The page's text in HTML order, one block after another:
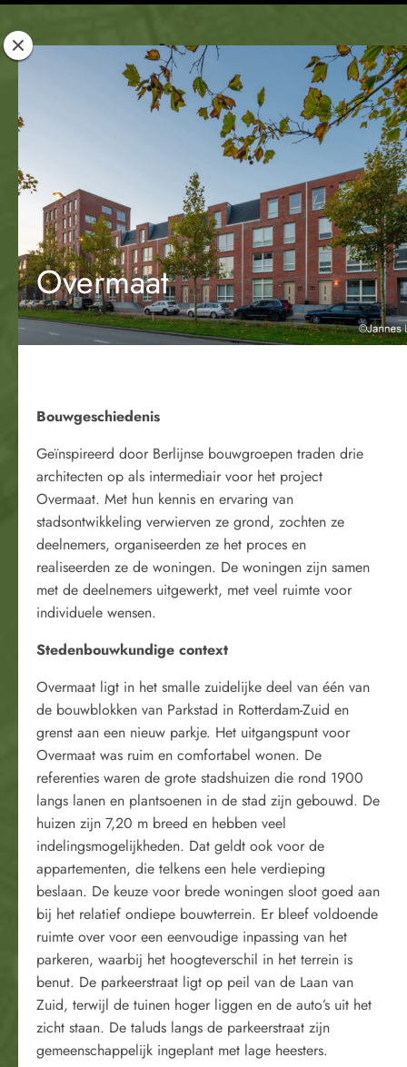
Rotterdam
Woont
Overmaat
Bouwgeschiedenis
Geïnspireerd door Berlijnse bouwgroepen traden drie
architecten op als intermediair voor het project
Overmaat. Met hun kennis en ervaring van
stadsontwikkeling verwierven ze grond, zochten ze
deelnemers, organiseerden ze het proces en
realiseerden ze de woningen. De woningen zijn samen
met de deelnemers uitgewerkt, met veel ruimte voor
individuele wensen.
Stedenbouwkundige context
Overmaat ligt in het smalle zuidelijke deel van één van
de bouwblokken van Parkstad in Rotterdam-Zuid en
grenst aan een nieuw parkje. Het uitgangspunt voor
Overmaat was ruim en comfortabel wonen. De
referenties waren de grote stadshuizen die rond 1900
langs lanen en plantsoenen in de stad zijn gebouwd. De
huizen zijn 7,20 m breed en hebben veel
indelingsmogelijkheden. Dat geldt ook voor de
appartementen, die telkens een hele verdieping
beslaan. De keuze voor brede woningen sloot goed aan
bij het relatief ondiepe bouwterrein. Er bleef voldoende
ruimte over voor een eenvoudige inpassing van het
parkeren, waarbij het hoogteverschil in het terrein is
benut. De parkeerstraat ligt op peil van de Laan van
Zuid, terwijl de tuinen hoger liggen en de auto’s uit het
zicht staan. De taluds langs de parkeerstraat zijn
gemeenschappelijk ingeplant met lage heesters.